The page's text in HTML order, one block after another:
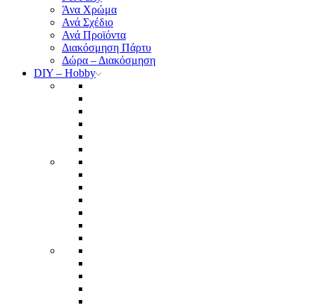
Άνα Χρώμα
Ανά Σχέδιο
Ανά Προϊόντα
Διακόσμηση Πάρτυ
Δώρα – Διακόσμηση
DIY – Hobby